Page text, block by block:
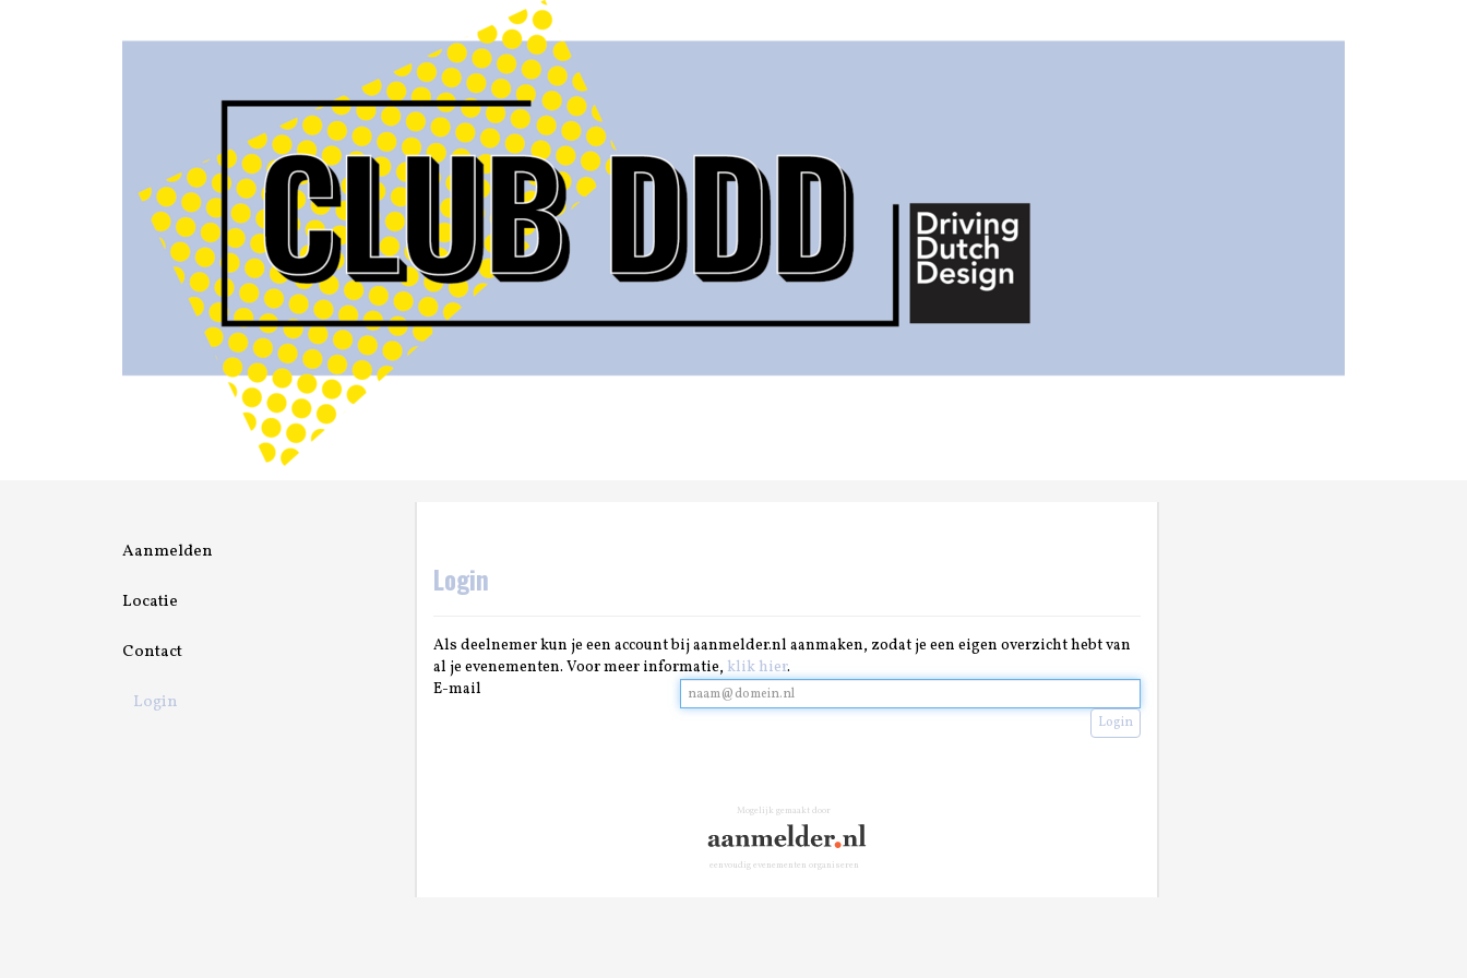
Aanmelden
Locatie
Contact
Login
Login
Als deelnemer kun je een account bij aanmelder.nl aanmaken, zodat je een eigen overzicht hebt van
al je evenementen. Voor meer informatie, klik hier.
E-mail
Login
Mogelijk gemaakt door
eenvoudig evenementen organiseren